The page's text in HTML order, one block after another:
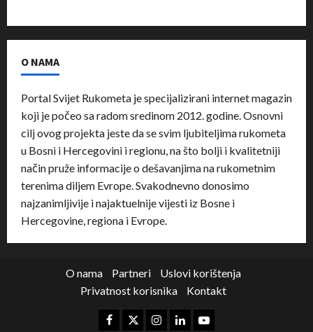
O NAMA
Portal Svijet Rukometa je specijalizirani internet magazin
koji je počeo sa radom sredinom 2012. godine. Osnovni
cilj ovog projekta jeste da se svim ljubiteljima rukometa
u Bosni i Hercegovini i regionu, na što bolji i kvalitetniji
način pruže informacije o dešavanjima na rukometnim
terenima diljem Evrope. Svakodnevno donosimo
najzanimljivije i najaktuelnije vijesti iz Bosne i
Hercegovine, regiona i Evrope.
O nama Partneri
Uslovi korištenja
Privatnost korisnika
Kontakt